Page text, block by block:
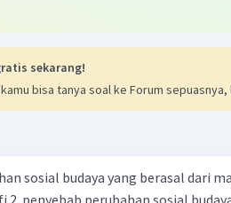
sekarang!
bisa tanya soal ke Forum sepuasnya,
sosial budaya yang berasal dari
penyebab perubahan sosial